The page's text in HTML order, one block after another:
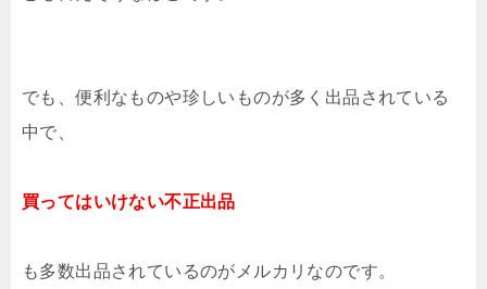
でも、便利なものや珍しいものが多く出品されている
中で、
買ってはいけない不正出品
も多数出品されているのがメルカリなのです。